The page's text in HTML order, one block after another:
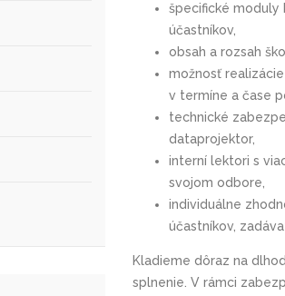
špecifické moduly
účastníkov,
obsah a rozsah
možnosť
v termíne a čase
technické
dataprojektor,
interní lektori s
svojom odbore,
individuálne
účastníkov,
Kladieme dôraz na
splnenie. V rámci